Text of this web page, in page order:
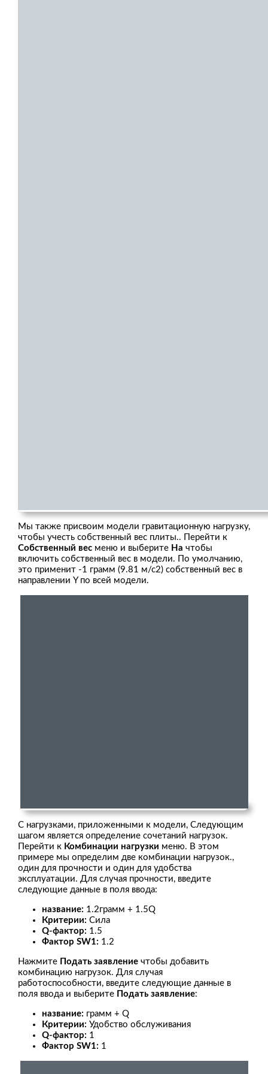
Мы также присвоим модели гравитационную нагрузку,
чтобы учесть собственный вес плиты.. Перейти к
Собственный весменю и выберите На чтобы
включить собственный вес в модели. По умолчанию,
это применит -1 грамм (9.81 м/с2) собственный вес в
направлении Y по всей модели.
С нагрузками, приложенными к модели, Следующим
шагом является определение сочетаний нагрузок.
Перейти к Комбинации нагрузки меню. В этом
примере мы определим две комбинации нагрузок.,
один для прочности и один для удобства
эксплуатации. Для случая прочности, введите
следующие данные в поля ввода:
название: 1.2грамм + 1.5Q
Критерии: Сила
Q-фактор: 1.5
Фактор SW1: 1.2
Нажмите Подать заявлениечтобы добавить
комбинацию нагрузок. Для случая
работоспособности, введите следующие данные в
поля ввода и выберите Подать заявление:
название: грамм + Q
Критерии: Удобство обслуживания
Q-фактор: 1
Фактор SW1: 1